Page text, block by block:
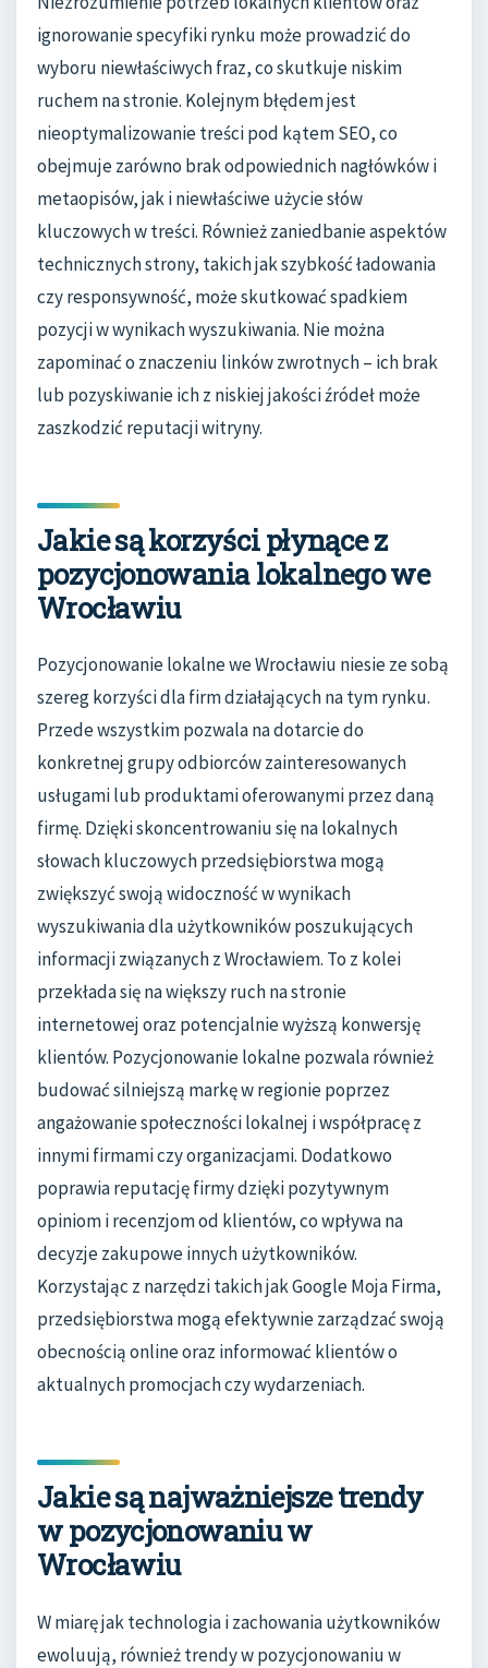
ignorowanie specyfiki rynku może prowadzić do
wyboru niewłaściwych fraz, co skutkuje niskim
ruchem na stronie. Kolejnym błędem jest
nieoptymalizowanie treści pod kątem SEO, co
obejmuje zarówno brak odpowiednich nagłówków i
metaopisów, jak i niewłaściwe użycie słów
kluczowych w treści. Również zaniedbanie aspektów
technicznych strony, takich jak szybkość ładowania
czy responsywność, może skutkować spadkiem
pozycji w wynikach wyszukiwania. Nie można
zapominać o znaczeniu linków zwrotnych – ich brak
lub pozyskiwanie ich z niskiej jakości źródeł może
zaszkodzić reputacji witryny.
Jakie są korzyści płynące z
pozycjonowania lokalnego we
Wrocławiu
Pozycjonowanie lokalne we Wrocławiu niesie ze sobą
szereg korzyści dla firm działających na tym rynku.
Przede wszystkim pozwala na dotarcie do
konkretnej grupy odbiorców zainteresowanych
usługami lub produktami oferowanymi przez daną
firmę. Dzięki skoncentrowaniu się na lokalnych
słowach kluczowych przedsiębiorstwa mogą
zwiększyć swoją widoczność w wynikach
wyszukiwania dla użytkowników poszukujących
informacji związanych z Wrocławiem. To z kolei
przekłada się na większy ruch na stronie
internetowej oraz potencjalnie wyższą konwersję
klientów. Pozycjonowanie lokalne pozwala również
budować silniejszą markę w regionie poprzez
angażowanie społeczności lokalnej i współpracę z
innymi firmami czy organizacjami. Dodatkowo
poprawia reputację firmy dzięki pozytywnym
opiniom i recenzjom od klientów, co wpływa na
decyzje zakupowe innych użytkowników.
Korzystając z narzędzi takich jak Google Moja Firma,
przedsiębiorstwa mogą efektywnie zarządzać swoją
obecnością online oraz informować klientów o
aktualnych promocjach czy wydarzeniach.
Jakie są najważniejsze trendy
w pozycjonowaniu w
Wrocławiu
W miarę jak technologia i zachowania użytkowników
ewoluują, również trendy w pozycjonowaniu w